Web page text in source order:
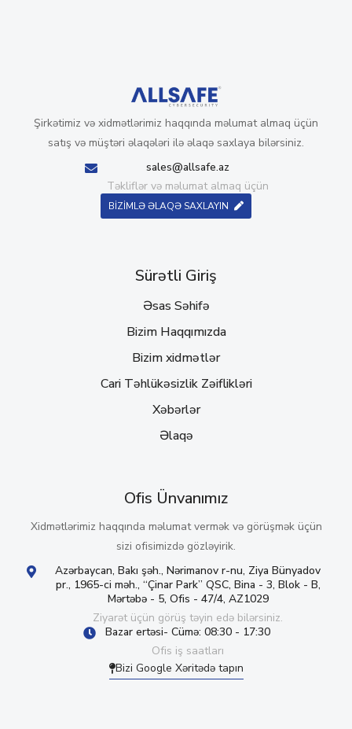
Şirkətimiz və xidmətlərimiz haqqında məlumat almaq üçün
satış və müştəri əlaqələri ilə əlaqə saxlaya bilərsiniz.
sales@allsafe.az
Təkliflər və məlumat almaq üçün
BİZİMLƏ ƏLAQƏ SAXLAYIN
Sürətli Giriş
Əsas Səhifə
Bizim Haqqımızda
Bizim xidmətlər
Cari Təhlükəsizlik Zəiflikləri
Xəbərlər
Əlaqə
Ofis Ünvanımız
Xidmətlərimiz haqqında məlumat vermək və görüşmək üçün
sizi ofisimizdə gözləyirik.
Azərbaycan, Bakı şəh., Nərimanov r-nu, Ziya Bünyadov
pr., 1965-ci məh., “Çinar Park” QSC, Bina - 3, Blok - B,
Mərtəbə - 5, Ofis - 47/4, AZ1029
Ziyarət üçün görüş təyin edə bilərsiniz.
Bazar ertəsi- Cümə: 08:30 - 17:30
Ofis iş saatları
Bizi Google Xəritədə tapın